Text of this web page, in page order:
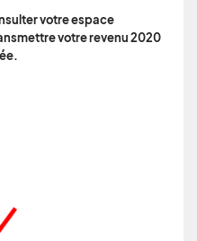
votre espace
votre revenu 2020